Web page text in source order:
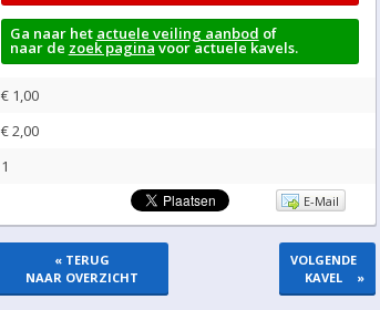
Ga naar het actuele veiling aanbod of
naar de zoek paginavoor actuele kavels.
€ 1,00
€2,00
1
E-Mail
« TERUG
NAAR OVERZICHT
VOLGENDE
KAVEL
»